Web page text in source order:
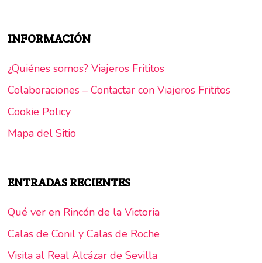
INFORMACIÓN
¿Quiénes somos? Viajeros Frititos
Colaboraciones – Contactar con Viajeros Frititos
Cookie Policy
Mapa del Sitio
ENTRADAS RECIENTES
Qué ver en Rincón de la Victoria
Calas de Conil y Calas de Roche
Visita al Real Alcázar de Sevilla